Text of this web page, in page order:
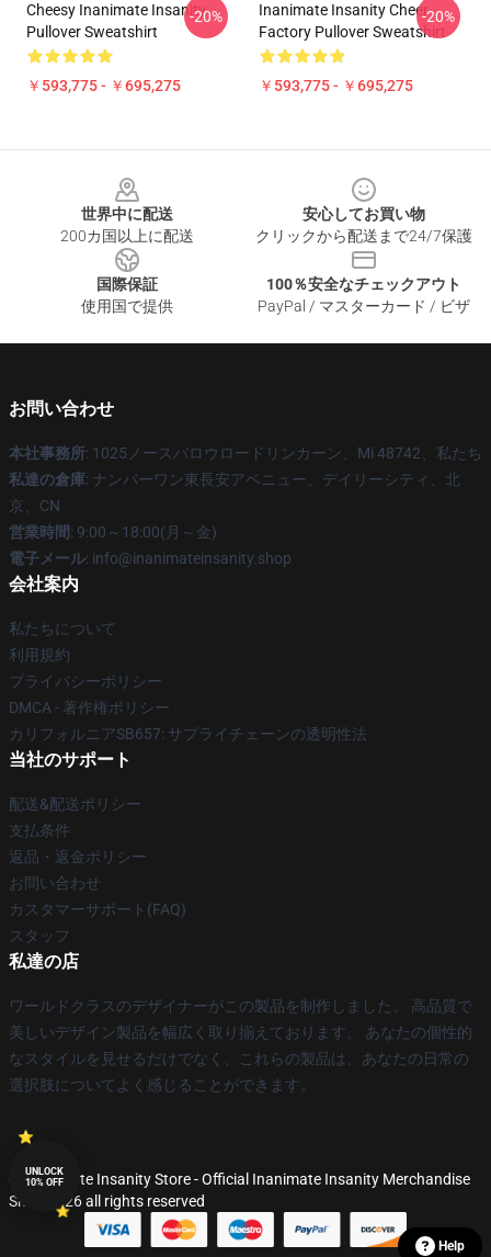
Cheesy Inanimate Insanity
Pullover Sweatshirt
￥593,775 - ￥695,275
-20%
Inanimate Insanity Cheer
Factory Pullover Sweatshirt
￥593,775 - ￥695,275
-20%
世界中に配送
200カ国以上に配送
安心してお買い物
クリックから配送まで24/7保護
国際保証
使用国で提供
100％安全なチェックアウト
PayPal / マスターカード / ビザ
お問い合わせ
本社事務所: 1025ノースバロウロードリンカーン、Mi 48742、私たち
私達の倉庫: ナンバーワン東長安アベニュー、デイリーシティ、北
京、CN
営業時間: 9:00～18:00(月～金)
電子メール: info@inanimateinsanity.shop
会社案内
私たちについて
利用規約
プライバシーポリシー
DMCA - 著作権ポリシー
カリフォルニアSB657: サプライチェーンの透明性法
当社のサポート
配送&配送ポリシー
支払条件
返品・返金ポリシー
お問い合わせ
カスタマーサポート(FAQ)
スタッフ
私達の店
ワールドクラスのデザイナーがこの製品を制作しました。 高品質で
美しいデザイン製品を幅広く取り揃えております。 あなたの個性的
なスタイルを見せるだけでなく、これらの製品は、あなたの日常の
選択肢についてよく感じることができます。
© Inanimate Insanity Store - Official Inanimate Insanity Merchandise
Shop 2026 all rights reserved
UNLOCK
10% OFF
Help